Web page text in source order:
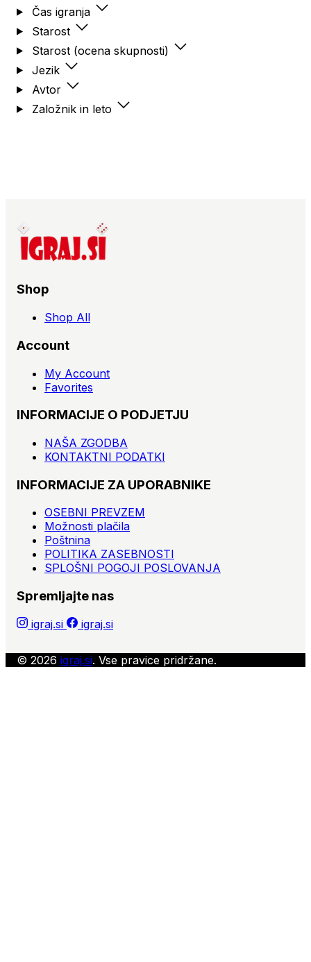
Čas igranja
Starost
Starost (ocena skupnosti)
Jezik
Avtor
Založnik in leto
Shop
Shop All
Account
My Account
Favorites
INFORMACIJE O PODJETJU
NAŠA ZGODBA
KONTAKTNI PODATKI
INFORMACIJE ZA UPORABNIKE
OSEBNI PREVZEM
Možnosti plačila
Poštnina
POLITIKA ZASEBNOSTI
SPLOŠNI POGOJI POSLOVANJA
Spremljajte nas
igraj.si igraj.si
© 2026 igraj.si. Vse pravice pridržane.